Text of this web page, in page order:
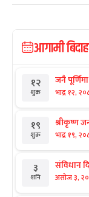
आगामी
१२
शुक्र
जनै पूर्णिमा
भाद्र १२,
१९
शुक्र
श्रीकृष्ण
भाद्र १९,
३
शनि
संविधान
असोज ३,